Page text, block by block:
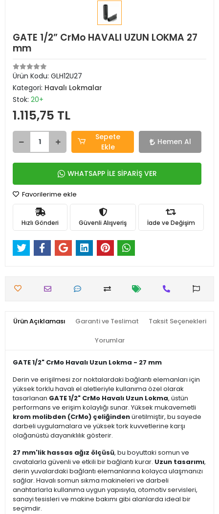
GATE 1/2” CrMo HAVALI UZUN LOKMA 27
mm
Ürün Kodu: GLH12U27
Kategori: Havalı Lokmalar
Stok: 20+
1.115,75 TL
Sepete
Ekle
Hemen Al
WHATSAPP İLE SİPARİŞ VER
Favorilerime ekle
Hızlı Gönderi Güvenli Alışveriş İade ve Değişim
Ürün Açıklaması Garanti ve Teslimat Taksit Seçenekleri
Yorumlar
GATE 1/2" CrMo Havalı Uzun Lokma - 27 mm
Derin ve erişilmesi zor noktalardaki bağlantı elemanları için
yüksek torklu havalı el aletleriyle kullanıma özel olarak
tasarlanan GATE 1/2" CrMo Havalı Uzun Lokma, üstün
performans ve erişim kolaylığı sunar. Yüksek mukavemetli
krom molibden (CrMo) çeliğindenüretilmiştir, bu sayede
darbeli uygulamalara ve yüksek tork kuvvetlerine karşı
olağanüstü dayanıklılık gösterir.
27 mm'lik hassas ağız ölçüsü, bu boyuttaki somun ve
cıvatalarla güvenli ve etkili bir bağlantı kurar. Uzun tasarımı,
derin yuvalardaki bağlantı elemanlarına kolayca ulaşmanızı
sağlar. Havalı somun sıkma makineleri ve darbeli
anahtarlarla kullanıma uygun yapısıyla, otomotiv servisleri,
sanayi tesisleri ve makine bakımı gibi alanlarda ideal bir
seçimdir.